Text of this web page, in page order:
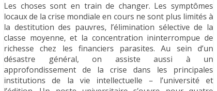
Les choses sont en train de changer. Les symptômes
locaux de la crise mondiale en cours ne sont plus limités à
la destitution des pauvres, l’élimination sélective de la
classe moyenne, et la concentration ininterrompue de
richesse chez les financiers parasites. Au sein d’un
désastre général, on assiste aussi à un
approfondissement de la crise dans les principales
institutions de la vie intellectuelle – l’université et